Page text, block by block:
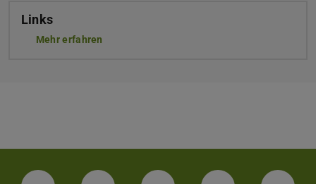
Links
Mehr erfahren